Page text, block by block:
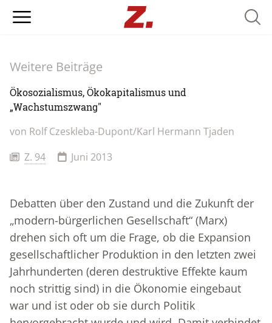
Weitere Beiträge
Ökosozialismus, Ökokapitalismus und
„Wachstumszwang"
von Rolf Czeskleba-Dupont/Karl Hermann Tjaden
Z. 94
Juni 2013
Debatten über den Zustand und die Zukunft der
„modern-bürgerlichen Gesellschaft“ (Marx)
drehen sich oft um die Frage, ob die Expansion
gesellschaftlicher Produktion in den letzten zwei
Jahrhunderten (deren destruktive Effekte kaum
noch strittig sind) in die Ökonomie eingebaut
war und ist oder ob sie durch Politik